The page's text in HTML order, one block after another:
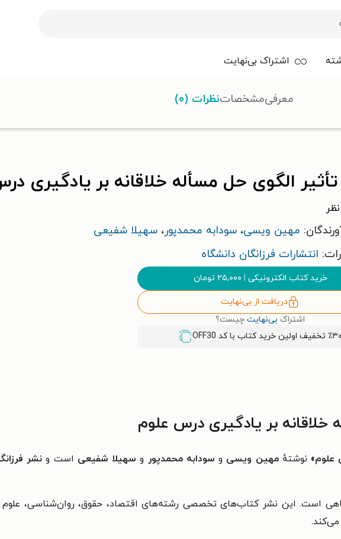
اشتراک بی‌نهایت
الگوی حل مسأله خلاقانه بر یادگیری
مهین ویسی، سودابه محمدپور، سهیلا شفیعی
انتشارات فرزانگان دانشگاه
خرید کتاب الکترونیکی ۲۵,۰۰۰ تومان
دریافت از بی‌نهایت
اشتراک بی‌نهایت چیست؟
٪۳۰ تخفیف اولین خرید کتاب با کد
OFF30
معرفیمشخصاتنظرات (۰)
بر یادگیری درس علوم
علوم» نوشتهٔمهین ویسی و سودابه محمدپور و سهیلا شفیعی است ونشر
است. این نشر کتاب‌های تخصصی رشته‌های اقتصاد، حقوق، روان‌شناسی، علوم
می‌کند.